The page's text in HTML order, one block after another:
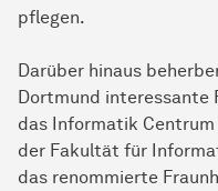
pflegen.
Darüber hinaus
Dortmund interessante
das Informatik Centrum
der Fakultät für
das renommierte